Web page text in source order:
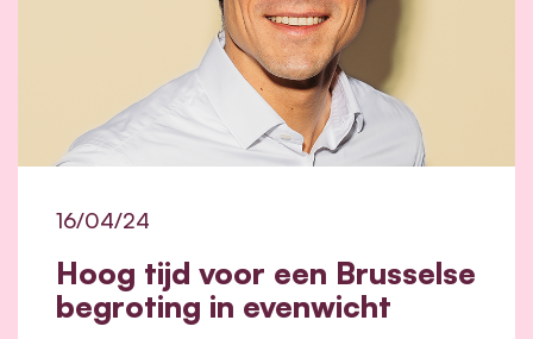
Hoog tijd voor een Brusselse
begroting in evenwicht
16/04/24